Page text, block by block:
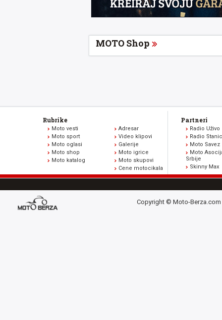
MOTO Shop
Rubrike
Moto vesti
Moto sport
Moto oglasi
Moto shop
Moto katalog
Adresar
Video klipovi
Galerije
Moto igrice
Moto skupovi
Cene motocikala
Partneri
Radio Uživo
Radio
Moto Savez
Moto
Srbije
Skinny Max
Copyright © Moto-Berza.com